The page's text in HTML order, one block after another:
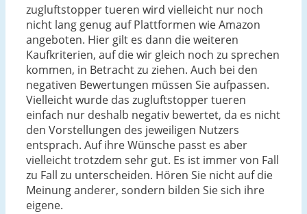
zugluftstopper tueren wird vielleicht nur noch
nicht lang genug auf Plattformen wie Amazon
angeboten. Hier gilt es dann die weiteren
Kaufkriterien, auf die wir gleich noch zu sprechen
kommen, in Betracht zu ziehen. Auch bei den
negativen Bewertungen müssen Sie aufpassen.
Vielleicht wurde das zugluftstopper tueren
einfach nur deshalb negativ bewertet, da es nicht
den Vorstellungen des jeweiligen Nutzers
entsprach. Auf ihre Wünsche passt es aber
vielleicht trotzdem sehr gut. Es ist immer von Fall
zu Fall zu unterscheiden. Hören Sie nicht auf die
Meinung anderer, sondern bilden Sie sich ihre
eigene.